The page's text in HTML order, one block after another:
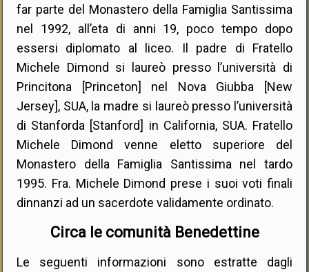
far parte del Monastero della Famiglia Santissima
nel 1992, all’eta di anni 19, poco tempo dopo
essersi diplomato al liceo. Il padre di Fratello
Michele Dimond si laureò presso l’università di
Princitona [Princeton] nel Nova Giubba [New
Jersey], SUA, la madre si laureò presso l’università
di Stanforda [Stanford] in California, SUA. Fratello
Michele Dimond venne eletto superiore del
Monastero della Famiglia Santissima nel tardo
1995. Fra. Michele Dimond prese i suoi voti finali
dinnanzi ad un sacerdote validamente ordinato.
Circa le comunità Benedettine
Le seguenti informazioni sono estratte dagli